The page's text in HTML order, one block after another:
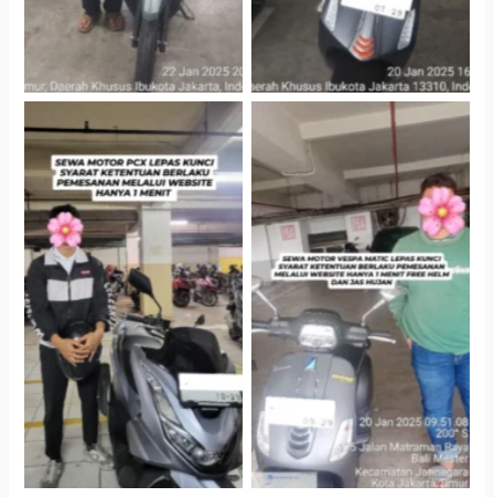
Hotel Kartika Chandra,
Jakarta Selatan
Cityplaza Jatinegara
Gedung Parkir P6A